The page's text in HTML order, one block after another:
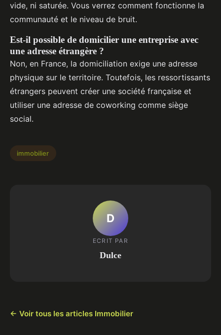
vide, ni saturée. Vous verrez comment fonctionne la
communauté et le niveau de bruit.
Est-il possible de domicilier une entreprise avec
une adresse étrangère ?
Non, en France, la domiciliation exige une adresse
physique sur le territoire. Toutefois, les ressortissants
étrangers peuvent créer une société française et
utiliser une adresse de coworking comme siège
social.
immobilier
D
ECRIT PAR
Dulce
← Voir tous les articles Immobilier